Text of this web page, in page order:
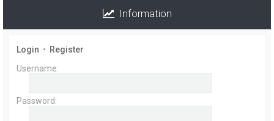
Information
Login • Register
Username:
Password: